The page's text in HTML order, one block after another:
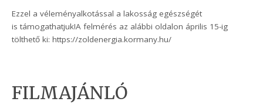
Ezzel a véleményalkotással a lakosság egészségét
is támogathatjuk!A felmérés az alábbi oldalon április 15-ig
tölthető ki: https://zoldenergia.kormany.hu/
FILMAJÁNLÓ